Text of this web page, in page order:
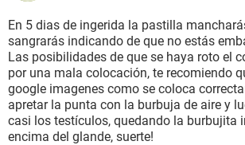
En 5 dias de ingerida la pastilla
sangrarás indicando de que no estás
Las posibilidades de que se haya roto el
por una mala colocación, te recomiendo
google imagenes como se coloca
apretar la punta con la burbuja de aire y
casi los testículos, quedando la burbujita
encima del glande, suerte!